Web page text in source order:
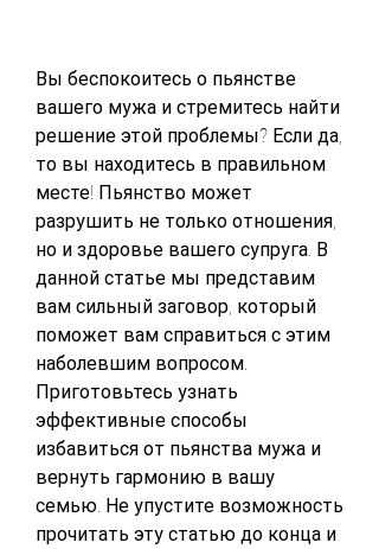
Вы беспокоитесь о пьянстве
вашего мужа и стремитесь найти
решение этой проблемы? Если да,
то вы находитесь в правильном
месте! Пьянство может
разрушить не только отношения,
но и здоровье вашего супруга. В
данной статье мы представим
вам сильный заговор, который
поможет вам справиться с этим
наболевшим вопросом.
Приготовьтесь узнать
эффективные способы
избавиться от пьянства мужа и
вернуть гармонию в вашу
семью. Не упустите возможность
прочитать эту статью до конца и